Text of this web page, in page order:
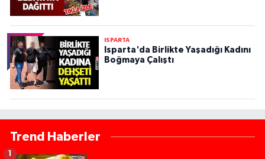
ISPARTA
Isparta'da Birlikte Yaşadığı Kadını
Boğmaya Çalıştı
Trend Haberler
1